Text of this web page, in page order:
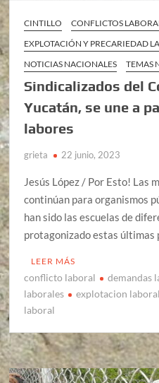
CINTILLO
CONFLICTOS
EXPLOTACIÓN Y PRECARIEDAD
NOTICIAS NACIONALES
TEMAS
Sindicalizados del
Yucatán, se une a
labores
grieta 22 junio, 2023
Jesús López / Por Esto! Las
continúan para organismos
han sido las escuelas de
protagonizado estas últimas
LEER MÁS
conflicto laboral demandas
laborales
explotacion laboral
laboral